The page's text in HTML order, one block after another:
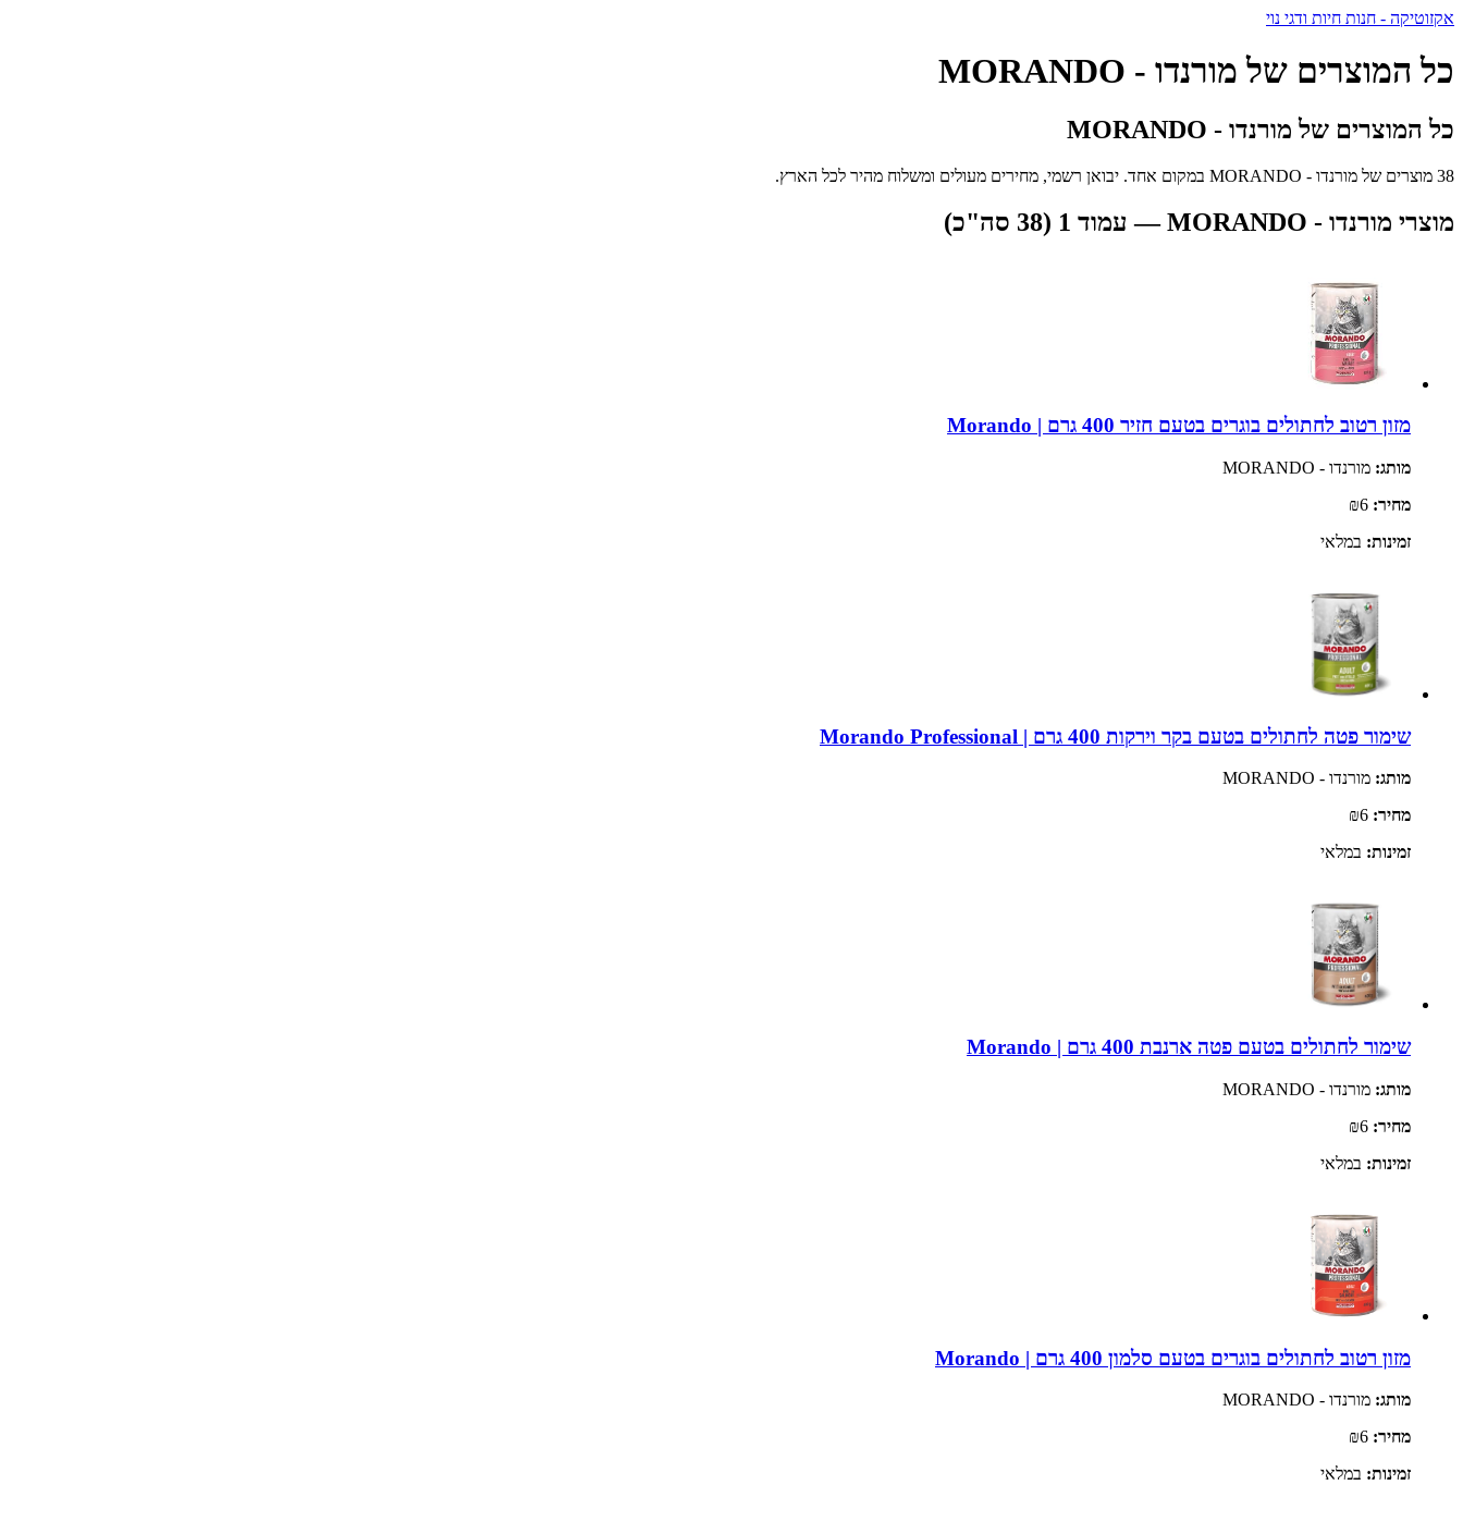
אקזוטיקה - חנות חיות ודגי נוי
כל המוצרים של מורנדו - MORANDO
כל המוצרים של מורנדו - MORANDO
38 מוצרים של מורנדו - MORANDO במקום אחד. יבואן רשמי, מחירים מעולים ומשלוח מהיר לכל הארץ.
מוצרי מורנדו - MORANDO — עמוד 1 (38 סה"כ)
מזון רטוב לחתולים בוגרים בטעם חזיר 400 גרם | Morando
מותג: מורנדו - MORANDO
מחיר:
זמינות: במלאי
שימור פטה לחתולים בטעם בקר וירקות 400 גרם | Morando Professional
מותג: מורנדו - MORANDO
מחיר:
זמינות: במלאי
שימור לחתולים בטעם פטה ארנבת 400 גרם | Morando
מותג: מורנדו - MORANDO
מחיר:
זמינות: במלאי
מזון רטוב לחתולים בוגרים בטעם סלמון 400 גרם | Morando
מותג: מורנדו - MORANDO
מחיר:
זמינות: במלאי